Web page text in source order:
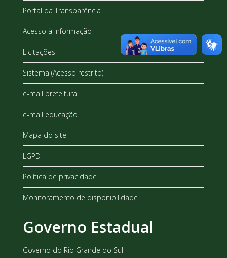
Portal da Transparência
Acesso à Informação
Licitações
Sistema (Acesso restrito)
e-mail prefeitura
e-mail educação
Mapa do site
LGPD
Política de privacidade
Monitoramento de disponibilidade
Governo Estadual
Governo do Rio Grande do Sul